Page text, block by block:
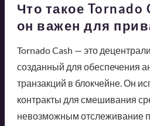
Что такое Tornado
он важен для
Tornado Cash — это
созданный для обеспечения
транзакций в блокчейне. Он
контракты для смешивания
невозможным отслеживание